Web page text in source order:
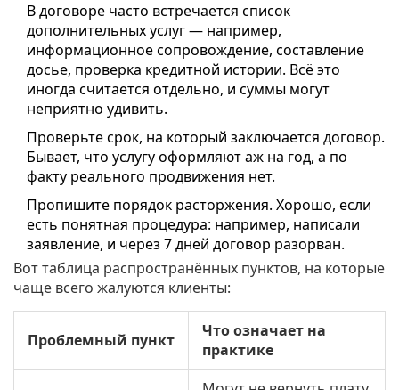
В договоре часто встречается список
дополнительных услуг — например,
информационное сопровождение, составление
досье, проверка кредитной истории. Всё это
иногда считается отдельно, и суммы могут
неприятно удивить.
Проверьте срок, на который заключается договор.
Бывает, что услугу оформляют аж на год, а по
факту реального продвижения нет.
Пропишите порядок расторжения. Хорошо, если
есть понятная процедура: например, написали
заявление, и через 7 дней договор разорван.
Вот таблица распространённых пунктов, на которые
чаще всего жалуются клиенты:
Проблемный пункт
Что означает на
практике